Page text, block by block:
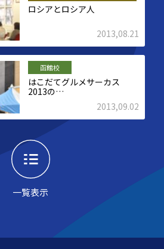
ロシアとロシア人
2013,08.21
一覧表示
函館校
はこだてグルメサーカス
2013の…
2013,09.02